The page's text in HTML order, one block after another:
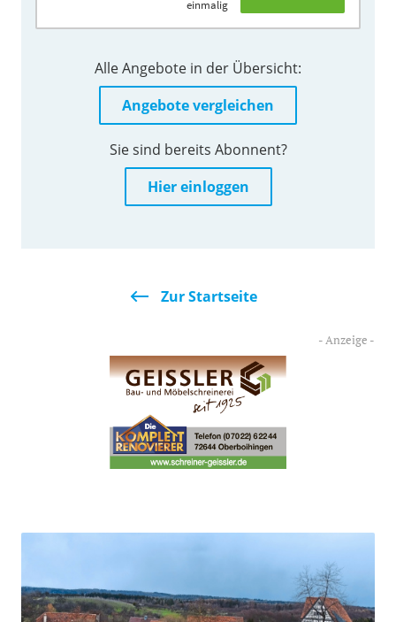
einmalig
Alle Angebote in der Übersicht:
Angebote vergleichen
Sie sind bereits Abonnent?
Hier einloggen
Zur Startseite